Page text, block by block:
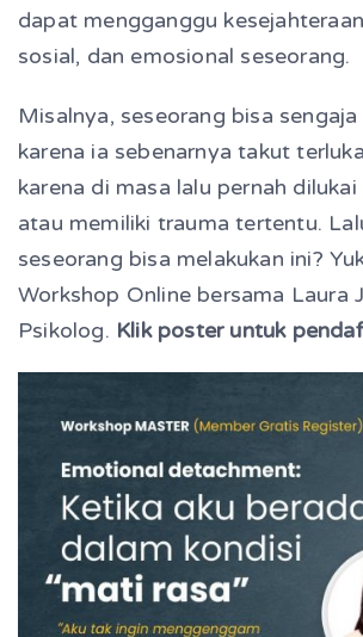
dapat mengganggu
sosial, dan emosional seseorang.
Misalnya, seseorang bisa
karena ia sebenarnya takut
karena di masa lalu pernah
atau memiliki trauma tertentu.
seseorang bisa melakukan ini?
Workshop Online bersama Laura
Psikolog. Klik poster untuk